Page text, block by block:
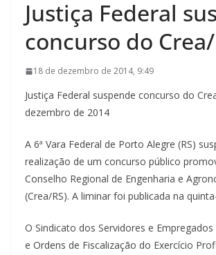
Justiça Federal
concurso do Crea/
18 de dezembro de 2014, 9:49
Justiça Federal suspende concurso do
dezembro de 2014
A 6ª Vara Federal de Porto Alegre (RS)
realização de um concurso público
Conselho Regional de Engenharia e
(Crea/RS). A liminar foi publicada na
O Sindicato dos Servidores e
e Ordens de Fiscalização do Exercício